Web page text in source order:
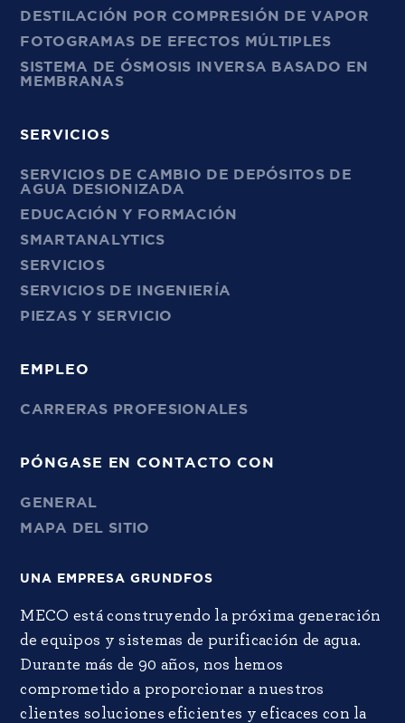
DESTILACIÓN POR COMPRESIÓN DE VAPOR
FOTOGRAMAS DE EFECTOS MÚLTIPLES
SISTEMA DE ÓSMOSIS INVERSA BASADO EN
MEMBRANAS
SERVICIOS
SERVICIOS DE CAMBIO DE DEPÓSITOS DE
AGUA DESIONIZADA
EDUCACIÓN Y FORMACIÓN
SMARTANALYTICS
SERVICIOS
SERVICIOS DE INGENIERÍA
PIEZAS Y SERVICIO
EMPLEO
CARRERAS PROFESIONALES
PÓNGASE EN CONTACTO CON
GENERAL
MAPA DEL SITIO
UNA EMPRESA GRUNDFOS
MECO está construyendo la próxima generación
de equipos y sistemas de purificación de agua.
Durante más de 90 años, nos hemos
comprometido a proporcionar a nuestros
clientes soluciones eficientes y eficaces con la